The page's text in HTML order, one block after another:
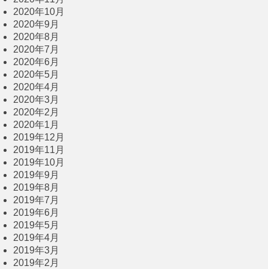
2020年10月
2020年9月
2020年8月
2020年7月
2020年6月
2020年5月
2020年4月
2020年3月
2020年2月
2020年1月
2019年12月
2019年11月
2019年10月
2019年9月
2019年8月
2019年7月
2019年6月
2019年5月
2019年4月
2019年3月
2019年2月